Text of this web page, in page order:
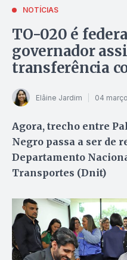
NOTÍCIAS
TO-020 é
governador
transferência
Elâine Jardim 04
Agora, trecho entre
Negro passa a ser de
Departamento
Transportes (Dnit)